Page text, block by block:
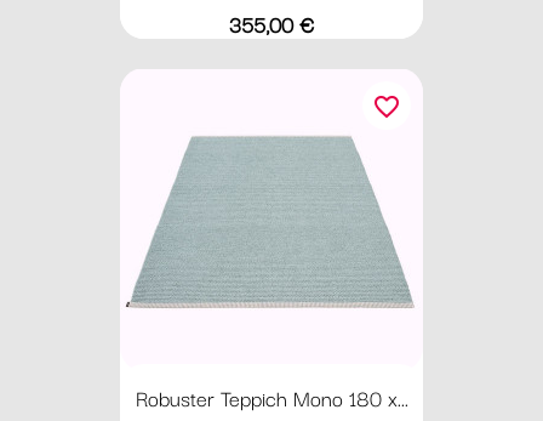
Preis
355,00 €
Robuster Teppich Mono 180 x...
favorite_border